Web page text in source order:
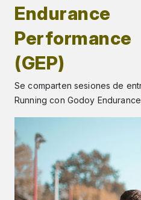
Endurance
Performance
(GEP)
Se comparten sesiones de
Running con Godoy